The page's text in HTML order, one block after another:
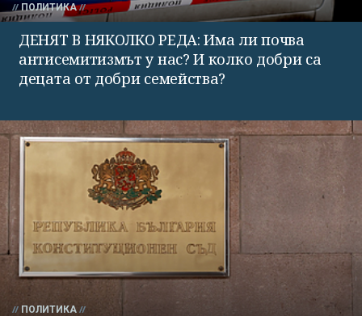
ПОЛИТИКА
ДЕНЯТ В НЯКОЛКО РЕДА: Има ли почва
антисемитизмът у нас? И колко добри са
децата от добри семейства?
ПОЛИТИКА